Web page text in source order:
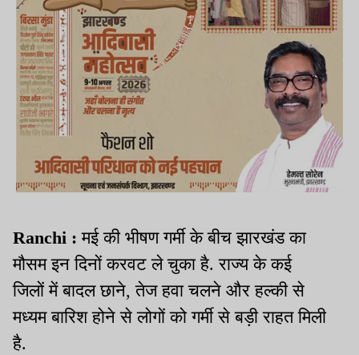
Ranchi :मई की भीषण गर्मी के बीच झारखंड का
मौसम इन दिनों करवट ले चुका है. राज्य के कई
जिलों में बादल छाने, तेज हवा चलने और हल्की से
मध्यम बारिश होने से लोगों को गर्मी से बड़ी राहत मिली
है.